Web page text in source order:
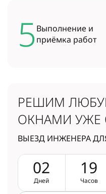
5Выполнение и
приёмка работ
РЕШИМ
ОКНАМИ УЖЕ
ВЫЕЗД ИНЖЕНЕРА
02
Дней
19
Часов